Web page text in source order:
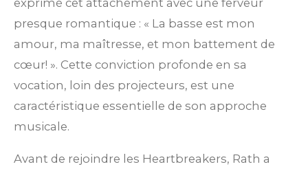
exprimé cet attachement avec une ferveur
presque romantique : « La basse est mon
amour, ma maîtresse, et mon battement de
cœur! ». Cette conviction profonde en sa
vocation, loin des projecteurs, est une
caractéristique essentielle de son approche
musicale.
Avant de rejoindre les Heartbreakers, Rath a